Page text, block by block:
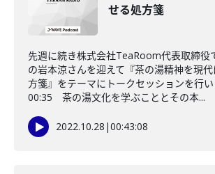
せる処方箋
先週に続き株式会社TeaRoom代表取締役
の岩本涼さんを迎えて『茶の湯精神を現
方箋』をテーマにトークセッションを行
00:35 茶の湯文化を学ぶこととその本...
2022.10.28 |00:43:08